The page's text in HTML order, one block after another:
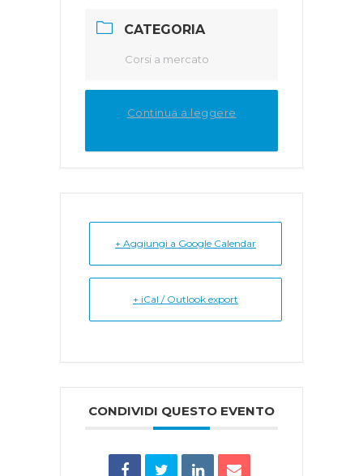
CATEGORIA
Corsi a mercato
Continua a leggere
+ Aggiungi a Google Calendar
+ iCal / Outlook export
CONDIVIDI QUESTO EVENTO